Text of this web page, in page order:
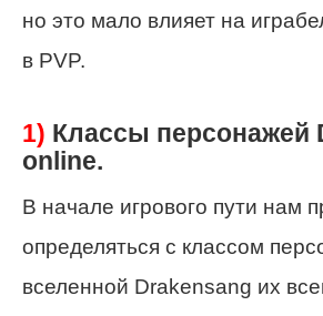
но это мало влияет на
в PVP.
1) Классы персонажей
online.
В начале игрового пути нам
определяться с классом
вселенной Drakensang их